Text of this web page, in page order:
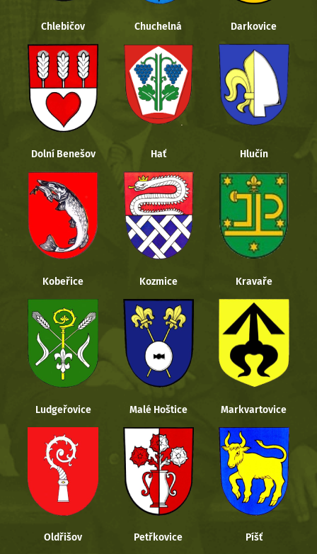
Chlebičov Chuchelná Darkovice
Dolní Benešov Hať Hlučín
Kobeřice Kozmice Kravaře
Ludgeřovice Malé Hoštice Markvartovice
Oldřišov Petřkovice Píšť